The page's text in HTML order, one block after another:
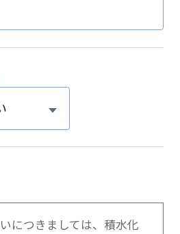
につきましては、積水化